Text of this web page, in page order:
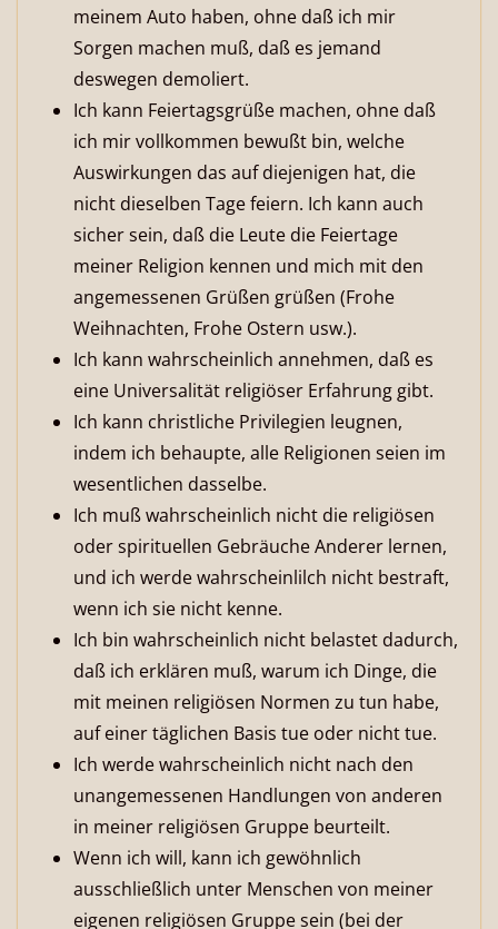
meinem Auto haben, ohne daß ich mir
Sorgen machen muß, daß es jemand
deswegen demoliert.
Ich kann Feiertagsgrüße machen, ohne daß
ich mir vollkommen bewußt bin, welche
Auswirkungen das auf diejenigen hat, die
nicht dieselben Tage feiern. Ich kann auch
sicher sein, daß die Leute die Feiertage
meiner Religion kennen und mich mit den
angemessenen Grüßen grüßen (Frohe
Weihnachten, Frohe Ostern usw.).
Ich kann wahrscheinlich annehmen, daß es
eine Universalität religiöser Erfahrung gibt.
Ich kann christliche Privilegien leugnen,
indem ich behaupte, alle Religionen seien im
wesentlichen dasselbe.
Ich muß wahrscheinlich nicht die religiösen
oder spirituellen Gebräuche Anderer lernen,
und ich werde wahrscheinlilch nicht bestraft,
wenn ich sie nicht kenne.
Ich bin wahrscheinlich nicht belastet dadurch,
daß ich erklären muß, warum ich Dinge, die
mit meinen religiösen Normen zu tun habe,
auf einer täglichen Basis tue oder nicht tue.
Ich werde wahrscheinlich nicht nach den
unangemessenen Handlungen von anderen
in meiner religiösen Gruppe beurteilt.
Wenn ich will, kann ich gewöhnlich
ausschließlich unter Menschen von meiner
eigenen religiösen Gruppe sein (bei der